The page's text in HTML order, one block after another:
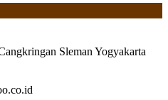
Sleman Yogyakarta